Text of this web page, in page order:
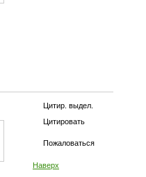
Цитир. выдел.
Цитировать
Пожаловаться
Наверх